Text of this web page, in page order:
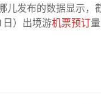
儿发布的数据显示
）出境游机票预订